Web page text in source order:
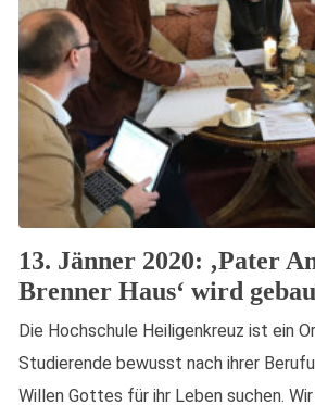
13. Jänner 2020: ‚Pater
Brenner Haus‘ wird
Die Hochschule Heiligenkreuz ist ein
Studierende bewusst nach ihrer
Willen Gottes für ihr Leben suchen.